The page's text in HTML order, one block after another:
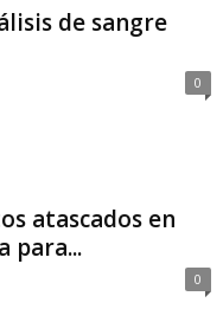
de sangre
0
atascados en
para...
0